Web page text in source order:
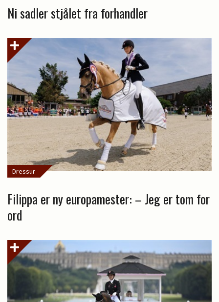
Ni sadler stjålet fra forhandler
Dressur
Filippa er ny europamester: – Jeg er tom for
ord